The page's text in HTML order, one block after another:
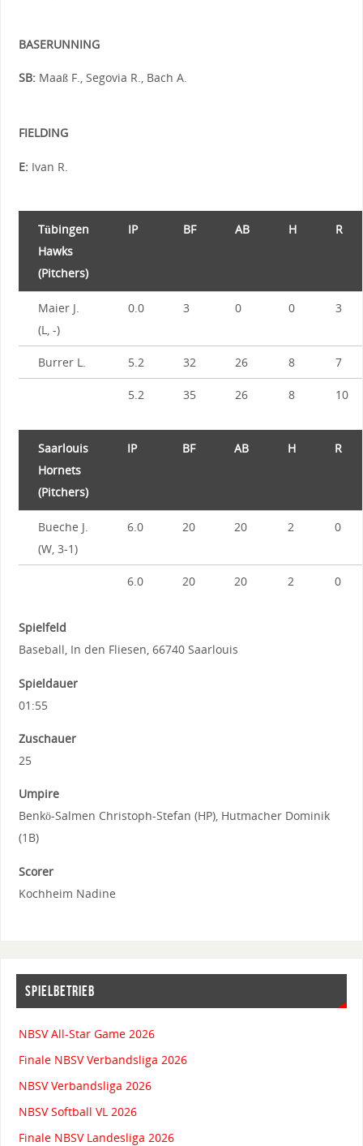
BASERUNNING
SB:Maaß F., Segovia R., Bach A.
FIELDING
E:Ivan R.
Tübingen
Hawks
(Pitchers)
IP BF AB H R
Maier J.
(L, -)
0.0 3 0 0 3
Burrer L. 5.2 32 26 8 7
5.2 35 26 8 10
Saarlouis
Hornets
(Pitchers)
IP BF AB H R
Bueche J.
(W, 3-1)
6.0 20 20 2 0
6.0 20 20 2 0
Spielfeld
Baseball, In den Fliesen, 66740 Saarlouis
Spieldauer
01:55
Zuschauer
25
Umpire
Benkö-Salmen Christoph-Stefan (HP), Hutmacher Dominik
(1B)
Scorer
Kochheim Nadine
SPIELBETRIEB
NBSV All-Star Game 2026
Finale NBSV Verbandsliga 2026
NBSV Verbandsliga 2026
NBSV Softball VL 2026
Finale NBSV Landesliga 2026